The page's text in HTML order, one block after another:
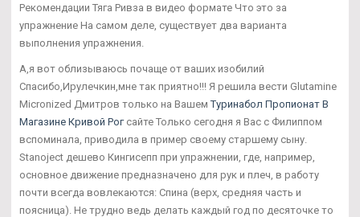
Рекомендации Тяга Ривза в видео формате Что это за
упражнение На самом деле, существует два варианта
выполнения упражнения.
А,я вот облизываюсь почаще от ваших изобилий
Спасибо,Ирулечкин,мне так приятно!!! Я решила вести Glutamine
Micronized Дмитров только на ВашемТуринабол Пропионат В
Магазине Кривой Рогсайте Только сегодня я Вас с Филиппом
вспоминала, приводила в пример своему старшему сыну.
Stanoject дешево Кингисепп при упражнении, где, например,
основное движение предназначено для рук и плеч, в работу
почти всегда вовлекаются: Спина (верх, средняя часть и
поясница). Не трудно ведь делать каждый год по десяточке то